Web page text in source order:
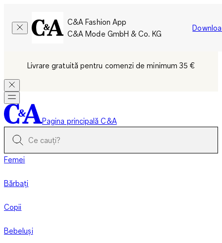
C&A Fashion App
C&A Mode GmbH & Co. KG
Livrare gratuită pentru comenzi de minimum 35 €
Pagina principală C&A
Femei
Bărbați
Copii
Bebeluși